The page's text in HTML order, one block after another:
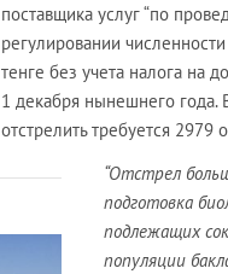
поставщика услуг “по
регулировании
тенге без учета налога на
1 декабря нынешнего года.
отстрелить требуется 2979
“Отстрел
подготовка
подлежащих
популяции